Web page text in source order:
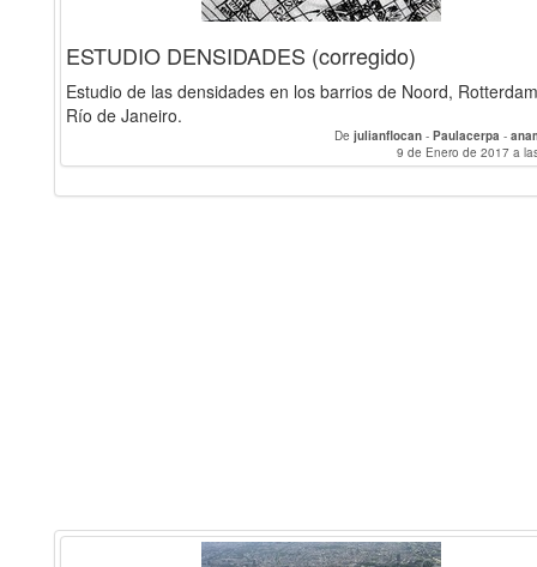
ESTUDIO DENSIDADES (corregido)
Estudio de las densidades en los barrios de Noord,
Río de Janeiro.
De julianflocan - Paulacerpa -
9 de Enero de 2017 a